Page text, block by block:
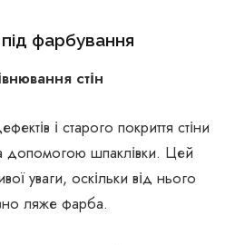
фарбування
стін
і старого покриття стіни
допомогою шпаклівки. Цей
​​уваги, оскільки від нього
ляже фарба.